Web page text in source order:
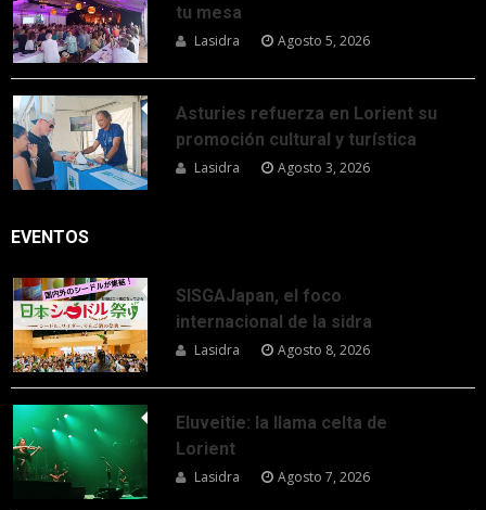
tu mesa
Lasidra Agosto 5, 2026
Asturies refuerza en Lorient su
promoción cultural y turística
Lasidra Agosto 3, 2026
EVENTOS
SISGAJapan, el foco
internacional de la sidra
Lasidra Agosto 8, 2026
Eluveitie: la llama celta de
Lorient
Lasidra Agosto 7, 2026